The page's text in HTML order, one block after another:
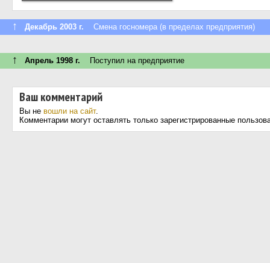
↑ Декабрь 2003 г. Смена госномера (в пределах предприятия)
↑ Апрель 1998 г. Поступил на предприятие
Ваш комментарий
Вы не вошли на сайт.
Комментарии могут оставлять только зарегистрированные